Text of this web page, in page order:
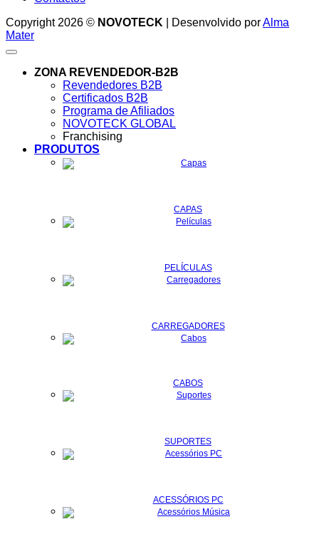
Copyright 2026 © NOVOTECK | Desenvolvido porAlma
Mater
ZONA REVENDEDOR-B2B
Revendedores B2B
Certificados B2B
Programa de Afiliados
NOVOTECK GLOBAL
Franchising
PRODUTOS
CAPAS
PELÍCULAS
CARREGADORES
CABOS
SUPORTES
ACESSÓRIOS PC